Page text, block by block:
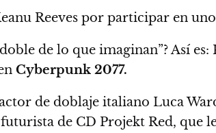
Reeves por participar en
de lo que imaginan”? Así es:
Cyberpunk 2077.
de doblaje italiano Luca
de CD Projekt Red,